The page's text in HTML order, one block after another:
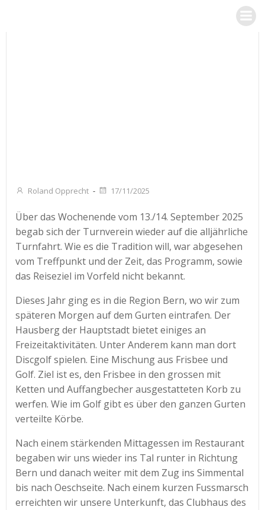
Roland Opprecht - 17/11/2025
Über das Wochenende vom 13./14. September 2025
begab sich der Turnverein wieder auf die alljährliche
Turnfahrt. Wie es die Tradition will, war abgesehen
vom Treffpunkt und der Zeit, das Programm, sowie
das Reiseziel im Vorfeld nicht bekannt.
Dieses Jahr ging es in die Region Bern, wo wir zum
späteren Morgen auf dem Gurten eintrafen. Der
Hausberg der Hauptstadt bietet einiges an
Freizeitaktivitäten. Unter Anderem kann man dort
Discgolf spielen. Eine Mischung aus Frisbee und
Golf. Ziel ist es, den Frisbee in den grossen mit
Ketten und Auffangbecher ausgestatteten Korb zu
werfen. Wie im Golf gibt es über den ganzen Gurten
verteilte Körbe.
Nach einem stärkenden Mittagessen im Restaurant
begaben wir uns wieder ins Tal runter in Richtung
Bern und danach weiter mit dem Zug ins Simmental
bis nach Oeschseite. Nach einem kurzen Fussmarsch
erreichten wir unsere Unterkunft, das Clubhaus des